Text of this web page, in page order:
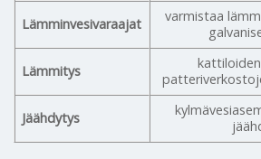
Lämminvesivaraajat
varmistaa
Lämmitys
Jäähdytys